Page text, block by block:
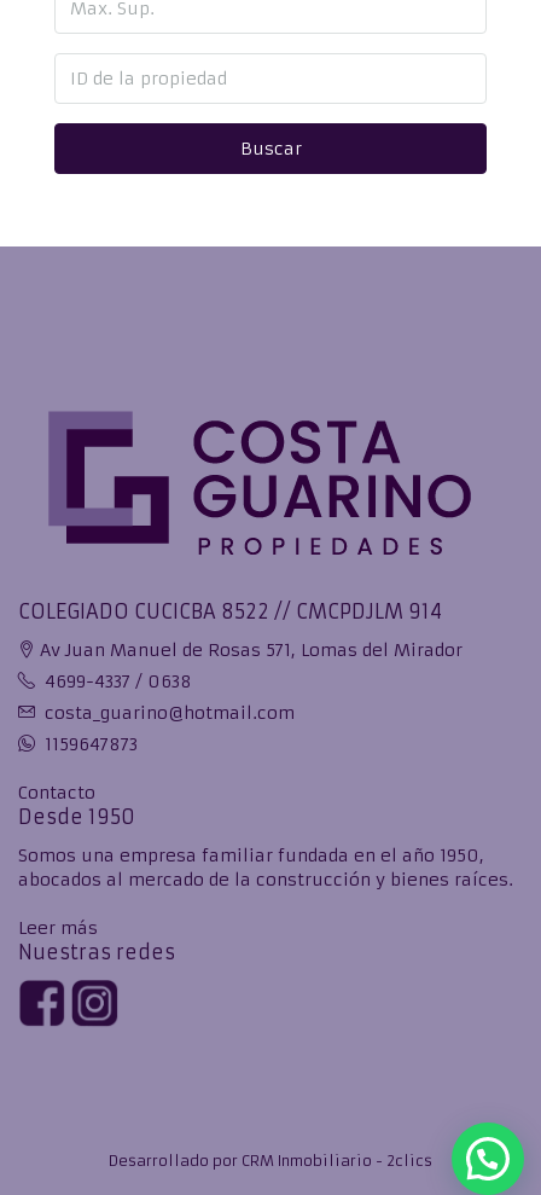
Buscar
COLEGIADO CUCICBA 8522 // CMCPDJLM 914
Av Juan Manuel de Rosas 571, Lomas del Mirador
4699-4337 / 0638
costa_guarino@hotmail.com
1159647873
Contacto
Desde 1950
Somos una empresa familiar fundada en el año 1950,
abocados al mercado de la construcción y bienes raíces.
Leer más
Nuestras redes
Desarrollado por CRM Inmobiliario - 2clics